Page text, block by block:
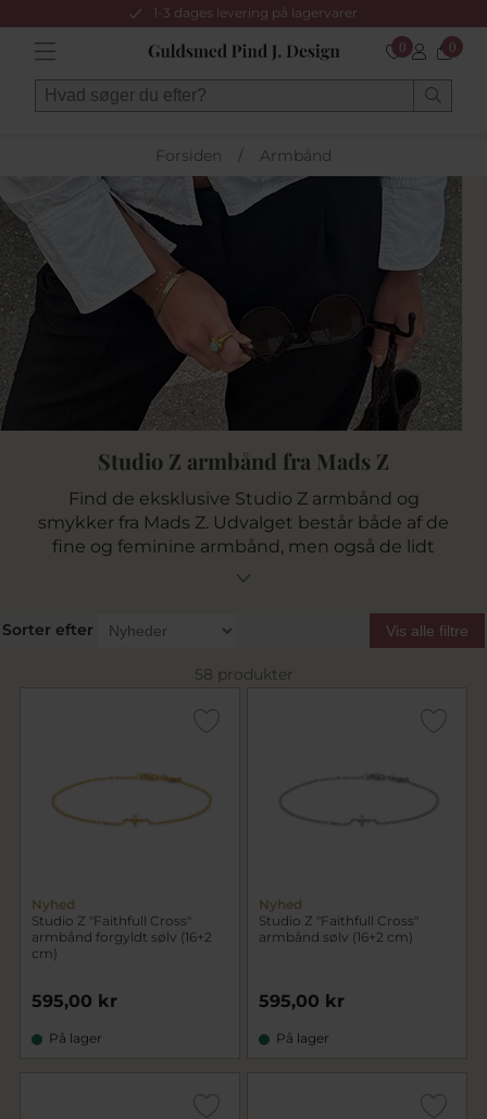
1-3 dages levering på lagervarer
0 0
Forsiden / Armbånd
Studio Z armbånd fra Mads Z
Find de eksklusive Studio Z armbånd og
smykker fra Mads Z. Udvalget består både af de
fine og feminine armbånd, men også de lidt
mere store og cool statement armbånd.
Sorter efter Vis alle filtre
58 produkter
Nyhed
Studio Z "Faithfull Cross"
armbånd forgyldt sølv (16+2
cm)
595,00 kr
På lager
Nyhed
Studio Z "Faithfull Cross"
armbånd sølv (16+2 cm)
595,00 kr
På lager